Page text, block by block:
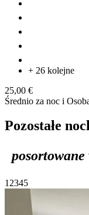
+ 26 kolejne
25,00 €
Średnio za noc i
Pozostałe
posortowane
12345